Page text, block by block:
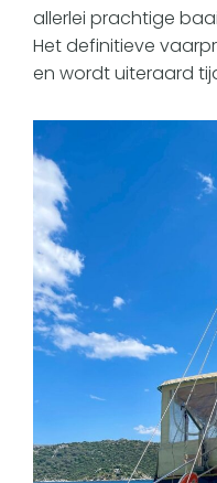
allerlei prachtige
Het definitieve
en wordt uiteraard